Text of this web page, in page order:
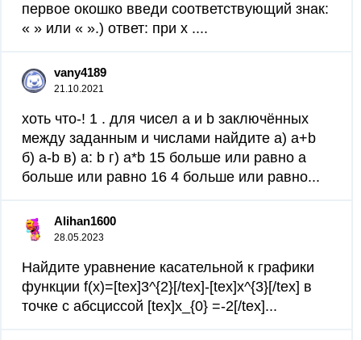
первое окошко введи соответствующий знак:
« » или « ».) ответ: при x ....
vany4189
21.10.2021
хоть что-! 1 . для чисел a и b заключённых
между заданным и числами найдите а) а+b
б) a-b в) a: b г) a*b 15 больше или равно а
больше или равно 16 4 больше или равно...
Alihan1600
28.05.2023
Найдите уравнение касательной к графики
функции f(x)=[tex]3^{2}[/tex]-[tex]x^{3}[/tex] в
точке с абсциссой [tex]x_{0} =-2[/tex]...